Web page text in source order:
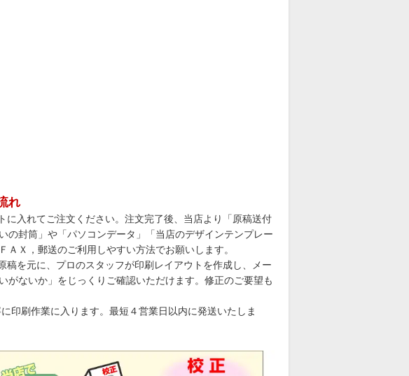
れ
に入れてご注文ください。注文完了後、当店より「原稿送付
の封筒」や「パソコンデータ」「当店のデザインテンプレー
ＡＸ，郵送のご利用しやすい方法でお願いします。
稿を元に、プロのスタッフが印刷レイアウトを作成し、メー
がないか」をじっくりご確認いただけます。修正のご要望も
印刷作業に入ります。最短４営業日以内に発送いたしま